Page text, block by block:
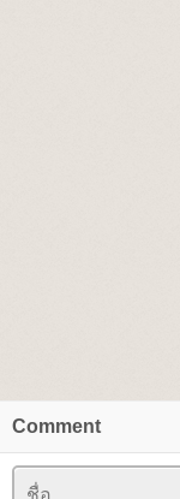
Comment